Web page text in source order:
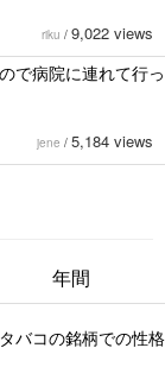
riku / 9,022 views
で病院に連れて行っ
jene / 5,184 views
年間
バコの銘柄での性格